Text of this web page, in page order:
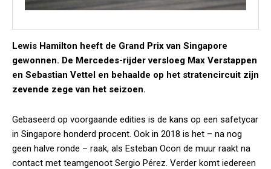
Lewis Hamilton heeft de Grand Prix van Singapore
gewonnen. De Mercedes-rijder versloeg Max Verstappen
en Sebastian Vettel en behaalde op het stratencircuit zijn
zevende zege van het seizoen.
Gebaseerd op voorgaande edities is de kans op een safetycar
in Singapore honderd procent. Ook in 2018 is het – na nog
geen halve ronde – raak, als Esteban Ocon de muur raakt na
contact met teamgenoot Sergio Pérez. Verder komt iedereen